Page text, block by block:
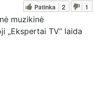
Patinka 2 1
muzikinė
„Ekspertai TV“ laida
ekspertaiTelegram